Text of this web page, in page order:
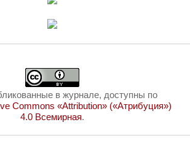
в журнале, доступны по
Commons «Attribution» («Атрибуция»)
4.0 Всемирная.